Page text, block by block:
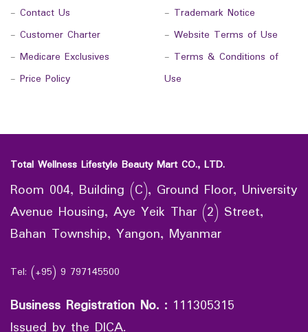
- Contact Us
- Customer Charter
- Medicare Exclusives
- Price Policy
- Trademark Notice
- Website Terms of Use
- Terms & Conditions of
Use
Total Wellness Lifestyle Beauty Mart CO., LTD.
Room 004, Building (C), Ground Floor, University
Avenue Housing, Aye Yeik Thar (2) Street,
Bahan Township, Yangon, Myanmar
Tel: (+95) 9 797145500
Business Registration No. : 111305315
Issued by the DICA.